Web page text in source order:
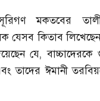
মকতবের
যেসব কিতাব
যে,
তাদের ঈমানী